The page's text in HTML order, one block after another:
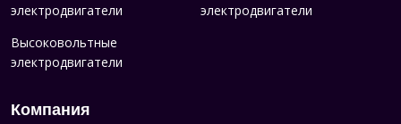
электродвигатели электродвигатели
Высоковольтные
электродвигатели
Компания